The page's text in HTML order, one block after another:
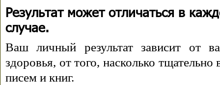
Результат может отличаться в
случае.
Ваш личный результат зависит от
здоровья, от того, насколько
писем и книг.